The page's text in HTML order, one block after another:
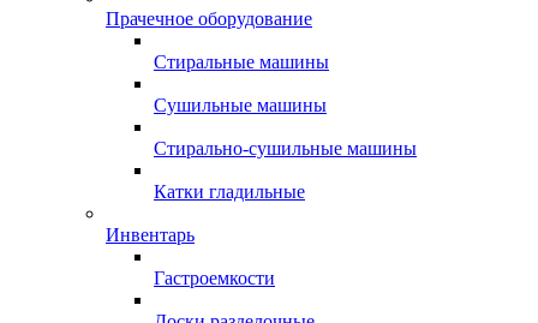
Прачечное оборудование
Стиральные машины
Сушильные машины
Стирально-сушильные машины
Катки гладильные
Инвентарь
Гастроемкости